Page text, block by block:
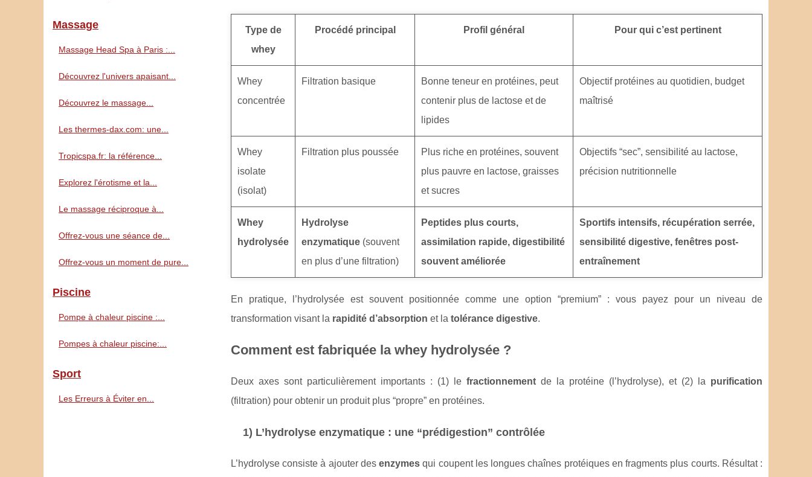
Type de
whey
Procédé principal Profil général Pour qui c’est pertinent
Whey
concentrée
Filtration basique
Bonne teneur en protéines, peut
contenir plus de lactose et de
lipides
Objectif protéines au quotidien, budget
maîtrisé
Whey
isolate
(isolat)
Filtration plus poussée
Plus riche en protéines, souvent
plus pauvre en lactose, graisses
et sucres
Objectifs “sec”, sensibilité au lactose,
précision nutritionnelle
Whey
hydrolysée
Hydrolyse
enzymatique (souvent
en plus d’une filtration)
Peptides plus courts,
assimilation rapide, digestibilité
souvent améliorée
Sportifs intensifs, récupération serrée,
sensibilité digestive, fenêtres post-
entraînement
En pratique, l’hydrolysée est souvent positionnée comme une option “premium” : vous payez pour un niveau de
transformation visant la rapidité d’absorption et la tolérance digestive.
Comment est fabriquée la whey hydrolysée ?
Deux axes sont particulièrement importants : (1) le fractionnement de la protéine (l’hydrolyse), et (2) la purification
(filtration) pour obtenir un produit plus “propre” en protéines.
1) L’hydrolyse enzymatique : une “prédigestion” contrôlée
L’hydrolyse consiste à ajouter desenzymes qui coupent les longues chaînes protéiques en fragments plus courts. Résultat :
Massage
Massage Head Spa à Paris :...
Découvrez l'univers apaisant...
Découvrez le massage...
Les thermes-dax.com: une...
Tropicspa.fr: la référence...
Explorez l'érotisme et la...
Le massage réciproque à...
Offrez-vous une séance de...
Offrez-vous un moment de pure...
Piscine
Pompe à chaleur piscine :...
Pompes à chaleur piscine:...
Sport
Les Erreurs à Éviter en...